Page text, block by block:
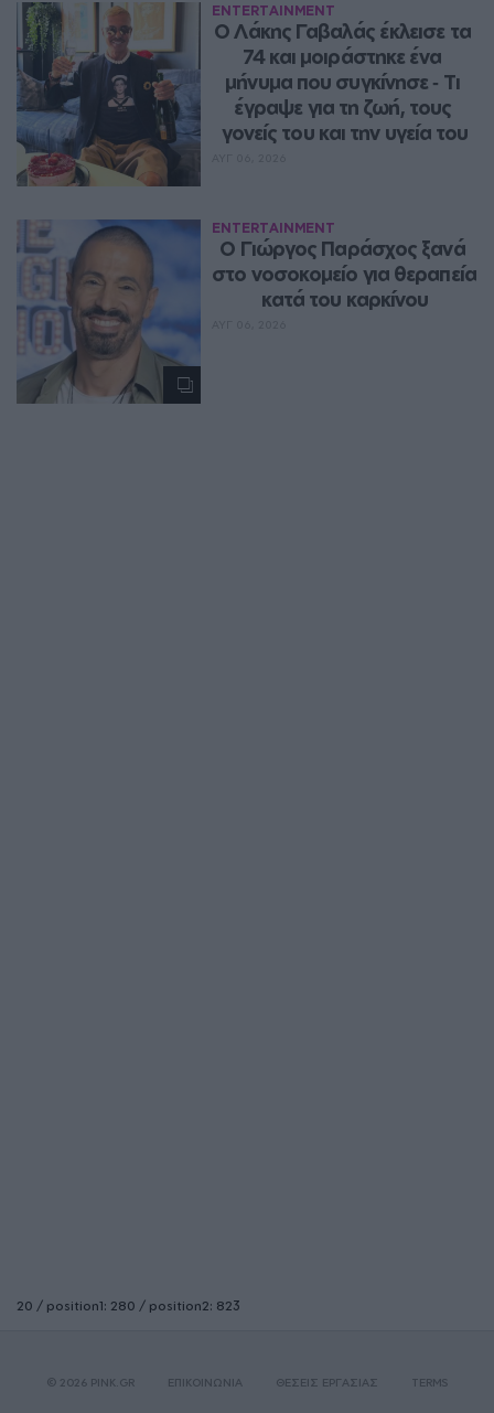
ENTERTAINMENT
Ο Λάκης Γαβαλάς έκλεισε τα
74 και μοιράστηκε ένα
μήνυμα που συγκίνησε ‑ Τι
έγραψε για τη ζωή, τους
γονείς του και την υγεία του
ENTERTAINMENT
O Γιώργος Παράσχος ξανά
στο νοσοκομείο για θεραπεία
κατά του καρκίνου
20 / position1: 280 / position2: 823
© 2026 PINK.GR ΕΠΙΚΟΙΝΩΝΙΑ ΘΕΣΕΙΣ ΕΡΓΑΣΙΑΣ TERMS